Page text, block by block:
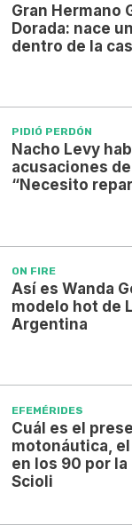
Gran Hermano
Dorada: nace
dentro de la
PIDIÓ PERDÓN
Nacho Levy
acusaciones
“Necesito
ON FIRE
Así es Wanda
modelo hot de
Argentina
EFEMÉRIDES
Cuál es el
motonáutica,
en los 90 por la
Scioli